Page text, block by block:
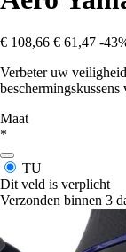
€ 108,66 € 61,47 -
Verbeter uw
Maat
*
TU
Dit veld is verplicht
Verzonden binnen 3